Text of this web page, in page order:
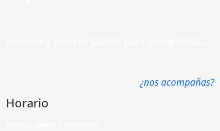
¿nos acompañas?
Horario